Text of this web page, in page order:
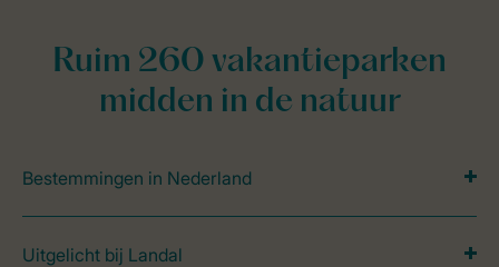
Ruim 260 vakantieparken
midden in de natuur
Bestemmingen in Nederland
Uitgelicht bij Landal